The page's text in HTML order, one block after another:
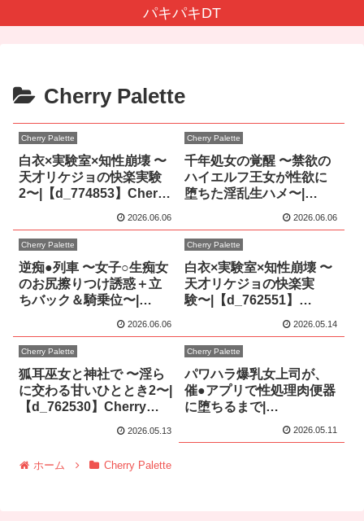
パキパキDT
Cherry Palette
Cherry Palette
白衣×実験室×知性崩壊 〜
天才リケジョの快楽実験
2〜|【d_774853】Cherry
2026.06.06
Cherry Palette
千年処女の覚醒 〜禁欲の
ハイエルフ王女が性欲に
堕ちた淫乱生ハメ〜|
2026.06.06
Cherry Palette
逆痴●列車 〜女子○生痴女
のお尻擦りつけ誘惑＋立
ちバック＆騎乗位〜|
2026.06.06
Cherry Palette
白衣×実験室×知性崩壊 〜
天才リケジョの快楽実
験〜|【d_762551】
2026.05.14
Cherry Palette
狐耳巫女と神社で 〜淫ら
に交わる甘いひととき2〜|
【d_762530】Cherry
2026.05.13
Cherry Palette
パワハラ爆乳女上司が、
催●アプリで性処理肉便器
に堕ちるまで|
【d_762578】Cherry
Palette
2026.05.11
ホーム Cherry Palette